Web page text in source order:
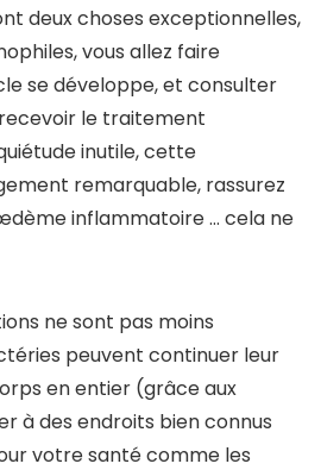
deux choses exceptionnelles,
vous allez faire
se développe, et consulter
le traitement
inutile, cette
remarquable, rassurez
inflammatoire … cela ne
ne sont pas moins
peuvent continuer leur
en entier (grâce aux
à des endroits bien connus
votre santé comme les